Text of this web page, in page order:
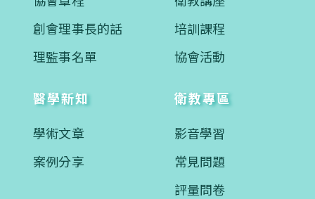
創會理事長的話
理監事名單
培訓課程
協會活動
醫學新知
學術文章
案例分享
衛教專區
影音學習
常見問題
評量問卷